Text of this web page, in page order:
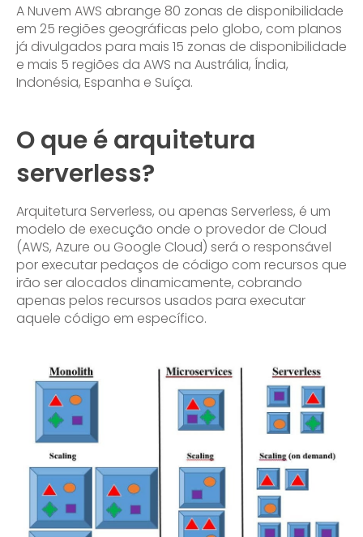
A Nuvem AWS abrange 80 zonas de disponibilidade
em 25 regiões geográficas pelo globo, com planos
já divulgados para mais 15 zonas de disponibilidade
e mais 5 regiões da AWS na Austrália, Índia,
Indonésia, Espanha e Suíça.
O que é arquitetura
serverless?
Arquitetura Serverless, ou apenas Serverless, é um
modelo de execução onde o provedor de Cloud
(AWS, Azure ou Google Cloud) será o responsável
por executar pedaços de código com recursos que
irão ser alocados dinamicamente, cobrando
apenas pelos recursos usados para executar
aquele código em específico.